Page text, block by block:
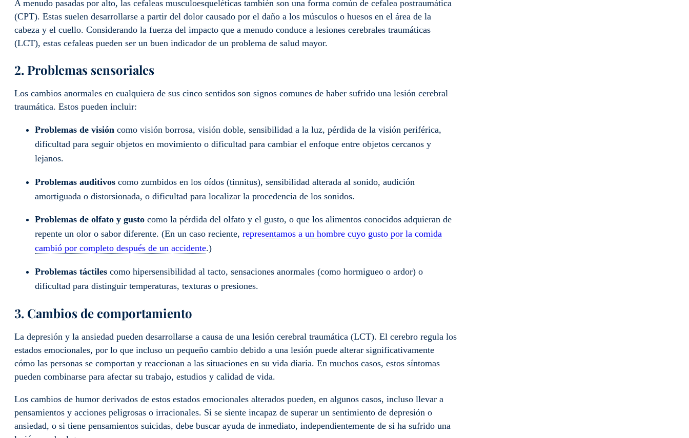
A menudo pasadas por alto, las cefaleas musculoesqueléticas también son una forma común de cefalea postraumática
(CPT). Estas suelen desarrollarse a partir del dolor causado por el daño a los músculos o huesos en el área de la
cabeza y el cuello. Considerando la fuerza del impacto que a menudo conduce a lesiones cerebrales traumáticas
(LCT), estas cefaleas pueden ser un buen indicador de un problema de salud mayor.
2. Problemas sensoriales
Los cambios anormales en cualquiera de sus cinco sentidos son signos comunes de haber sufrido una lesión cerebral
traumática. Estos pueden incluir:
Problemas de visión como visión borrosa, visión doble, sensibilidad a la luz, pérdida de la visión periférica,
dificultad para seguir objetos en movimiento o dificultad para cambiar el enfoque entre objetos cercanos y
lejanos.
Problemas auditivos como zumbidos en los oídos (tinnitus), sensibilidad alterada al sonido, audición
amortiguada o distorsionada, o dificultad para localizar la procedencia de los sonidos.
Problemas de olfato y gusto como la pérdida del olfato y el gusto, o que los alimentos conocidos adquieran de
repente un olor o sabor diferente. (En un caso reciente, representamos a un hombre cuyo gusto por la comida
cambió por completo después de un accidente.)
Problemas táctiles como hipersensibilidad al tacto, sensaciones anormales (como hormigueo o ardor) o
dificultad para distinguir temperaturas, texturas o presiones.
3. Cambios de comportamiento
La depresión y la ansiedad pueden desarrollarse a causa de una lesión cerebral traumática (LCT). El cerebro regula los
estados emocionales, por lo que incluso un pequeño cambio debido a una lesión puede alterar significativamente
cómo las personas se comportan y reaccionan a las situaciones en su vida diaria. En muchos casos, estos síntomas
pueden combinarse para afectar su trabajo, estudios y calidad de vida.
Los cambios de humor derivados de estos estados emocionales alterados pueden, en algunos casos, incluso llevar a
pensamientos y acciones peligrosas o irracionales. Si se siente incapaz de superar un sentimiento de depresión o
ansiedad, o si tiene pensamientos suicidas, debe buscar ayuda de inmediato, independientemente de si ha sufrido una